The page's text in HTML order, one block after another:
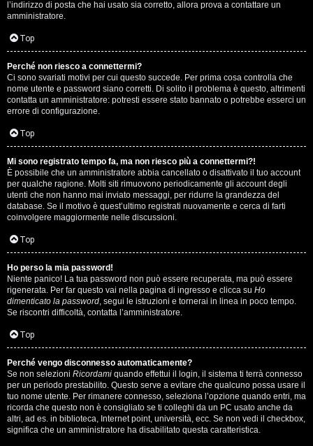
s
p
o
s
t
a
A
r
g
o
m
e
n
t
i
a
t
l’indirizzo di posta che hai usato sia corretto, allora prova a contattare un
amministratore.
Top
Perché non riesco a connettermi?
Ci sono svariati motivi per cui questo succede. Per prima cosa controlla che
nome utente e password siano corretti. Di solito il problema è questo, altrimenti
contatta un amministratore: potresti essere stato bannato o potrebbe esserci un
errore di configurazione.
Top
Mi sono registrato tempo fa, ma non riesco più a connettermi?!
È possibile che un amministratore abbia cancellato o disattivato il tuo account
per qualche ragione. Molti siti rimuovono periodicamente gli account degli
utenti che non hanno mai inviato messaggi, per ridurre la grandezza del
database. Se il motivo è quest’ultimo registrati nuovamente e cerca di farti
coinvolgere maggiormente nelle discussioni.
Top
Ho perso la mia password!
Niente panico! La tua password non può essere recuperata, ma può essere
rigenerata. Per far questo vai nella pagina di ingresso e clicca su Ho
dimenticato la password, segui le istruzioni e tornerai in linea in poco tempo.
Se riscontri difficoltà, contatta l’amministratore.
Top
Perché vengo disconnesso automaticamente?
Se non selezioni Ricordami quando effettui il login, il sistema ti terrà connesso
per un periodo prestabilito. Questo serve a evitare che qualcuno possa usare il
tuo nome utente. Per rimanere connesso, seleziona l’opzione quando entri, ma
ricorda che questo non è consigliato se ti colleghi da un PC usato anche da
altri, ad es. in biblioteca, Internet point, università, ecc. Se non vedi il checkbox,
significa che un amministratore ha disabilitato questa caratteristica.
A
g
o
s
t
i
n
o
i
n
T
o
u
r
M
u
s
i